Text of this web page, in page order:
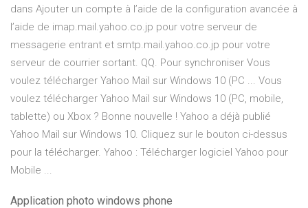
dans Ajouter un compte à l’aide de la configuration avancée à
l’aide de imap.mail.yahoo.co.jp pour votre serveur de
messagerie entrant et smtp.mail.yahoo.co.jp pour votre
serveur de courrier sortant. QQ. Pour synchroniser Vous
voulez télécharger Yahoo Mail sur Windows 10 (PC ... Vous
voulez télécharger Yahoo Mail sur Windows 10 (PC, mobile,
tablette) ou Xbox ? Bonne nouvelle ! Yahoo a déjà publié
Yahoo Mail sur Windows 10. Cliquez sur le bouton ci-dessus
pour la télécharger. Yahoo : Télécharger logiciel Yahoo pour
Mobile ...
Application photo windows phone